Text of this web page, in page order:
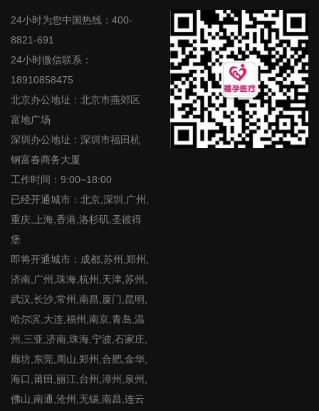
24小时为您中国热线：400-
8821-691
24小时微信联系：
18910858475
北京办公地址：北京市燕郊区
富地广场
深圳办公地址：深圳市福田杭
钢富春商务大厦
工作时间：9:00~18:00
已经开通城市：北京,深圳,广州,
重庆,上海,香港,洛杉矶,圣彼得
堡
即将开通城市：成都,苏州,郑州,
济南,广州,珠海,杭州,天津,苏州,
武汉,长沙,常州,南昌,厦门,昆明,
哈尔滨,大连,福州,南京,青岛,温
州,三亚,济南,珠海,宁波,石家庄,
廊坊,东莞,周山,郑州,合肥,金华,
海口,莆田,丽江,台州,漳州,泉州,
佛山,南通,沧州,无锡,南昌,连云